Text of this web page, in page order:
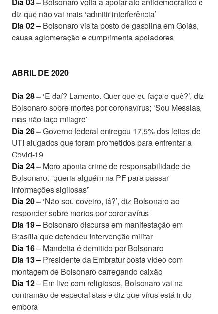
diz que não vai mais ‘admitir interferência’
Dia 02 – Bolsonaro visita posto de gasolina em Goiás,
causa aglomeração e cumprimenta apoiadores
ABRIL DE 2020
Dia 28 – ‘E daí? Lamento. Quer que eu faça o quê?’, diz
Bolsonaro sobre mortes por coronavírus; ‘Sou Messias,
mas não faço milagre’
Dia 26 –Governo federal entregou 17,5% dos leitos de
UTI alugados que foram prometidos para enfrentar a
Covid-19
Dia 24 – Moro aponta crime de responsabilidade de
Bolsonaro: “queria alguém na PF para passar
informações sigilosas”
Dia 20 – ‘Não sou coveiro, tá?’, diz Bolsonaro ao
responder sobre mortos por coronavírus
Dia 19– Bolsonaro discursa em manifestação em
Brasília que defendeu intervenção militar
Dia 16– Mandetta é demitido por Bolsonaro
Dia 13– Presidente da Embratur posta vídeo com
montagem de Bolsonaro carregando caixão
Dia 12– Em live com religiosos, Bolsonaro vai na
contramão de especialistas e diz que vírus está indo
embora